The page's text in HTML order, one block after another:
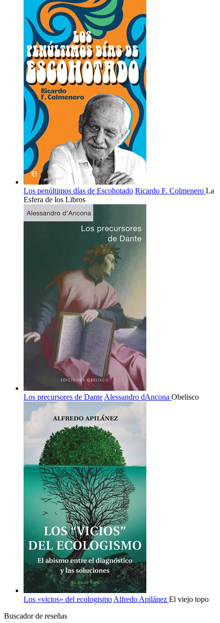
Los penúltimos días de Escohotado Ricardo F. Colmenero La
Esfera de los Libros
Los precursores de Dante Alessandro dAncona Obelisco
Los «vicios» del ecologismo Alfredo Apilánez El viejo topo
Buscador de reseñas